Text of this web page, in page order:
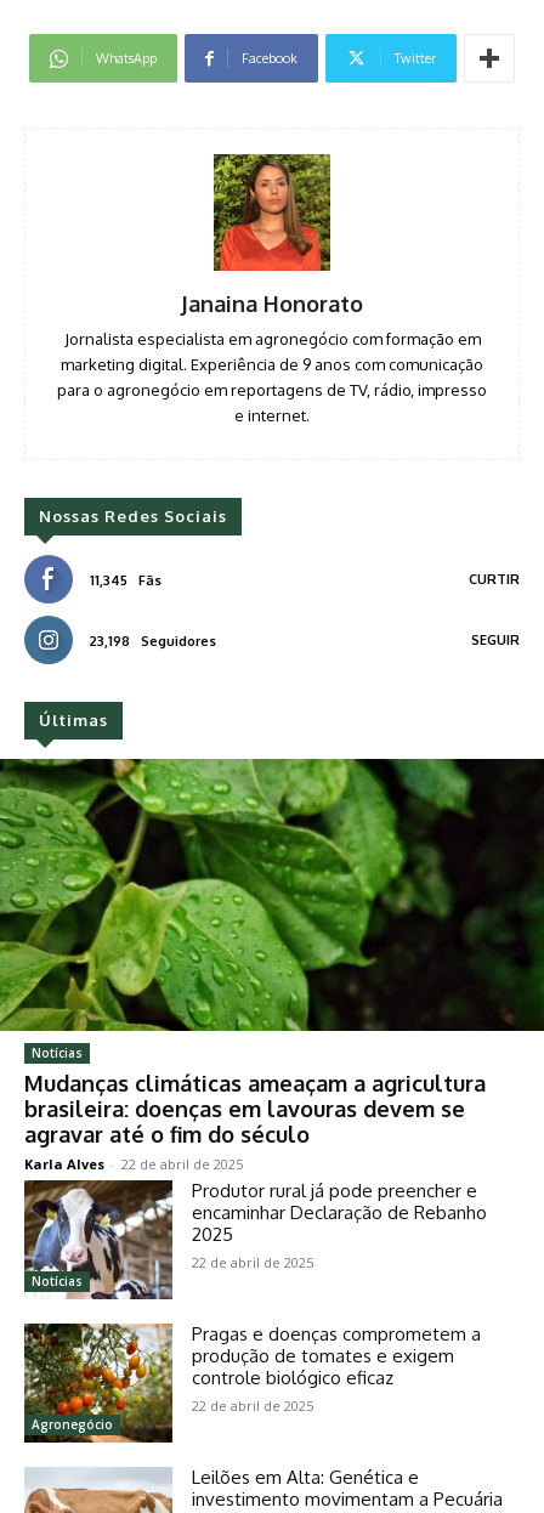
WhatsApp Facebook Twitter
Janaina Honorato
Jornalista especialista em agronegócio com formação em
marketing digital. Experiência de 9 anos com comunicação
para o agronegócio em reportagens de TV, rádio, impresso
e internet.
Nossas Redes Sociais
11,345 Fãs CURTIR
23,198 Seguidores SEGUIR
Últimas
Notícias
Mudanças climáticas ameaçam a agricultura
brasileira: doenças em lavouras devem se
agravar até o fim do século
Karla Alves - 22 de abril de 2025
Notícias
Produtor rural já pode preencher e
encaminhar Declaração de Rebanho
2025
22 de abril de 2025
Agronegócio
Pragas e doenças comprometem a
produção de tomates e exigem
controle biológico eficaz
22 de abril de 2025
Leilões em Alta: Genética e
investimento movimentam a Pecuária